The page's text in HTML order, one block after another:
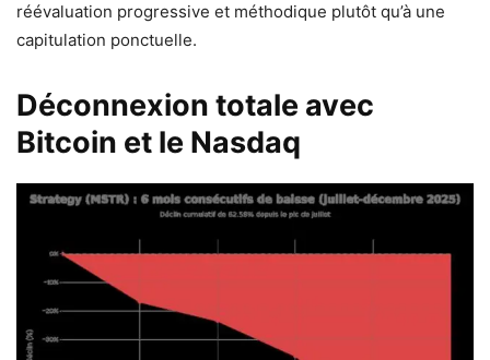
réévaluation progressive et méthodique plutôt qu’à une
capitulation ponctuelle.
Déconnexion totale avec
Bitcoin et le Nasdaq